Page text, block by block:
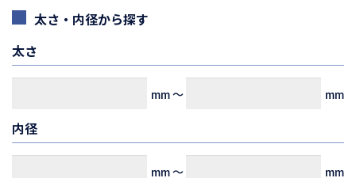
太さ・内径から探す
太さ
mm～ mm
内径
mm～ mm